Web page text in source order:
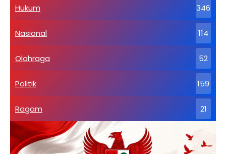
Hukum 346
Nasional 114
Olahraga 52
Politik 159
Ragam 21